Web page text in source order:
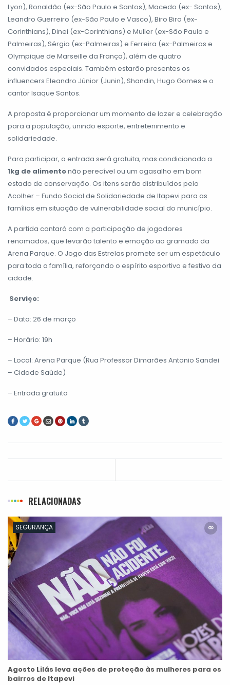
Lyon), Ronaldão (ex-São Paulo e Santos), Macedo (ex- Santos),
Leandro Guerreiro (ex-São Paulo e Vasco), Biro Biro (ex-
Corinthians), Dinei (ex-Corinthians) e Muller (ex-São Paulo e
Palmeiras), Sérgio (ex-Palmeiras) e Ferreira (ex-Palmeiras e
Olympique de Marseille da França), além de quatro
convidados especiais. Também estarão presentes os
influencers Eleandro Júnior (Junin), Shandin, Hugo Gomes e o
cantor Isaque Santos.
A proposta é proporcionar um momento de lazer e celebração
para a população, unindo esporte, entretenimento e
solidariedade.
Para participar, a entrada será gratuita, mas condicionada a
1kg de alimentonão perecível ou um agasalho em bom
estado de conservação. Os itens serão distribuídos pelo
Acolher – Fundo Social de Solidariedade de Itapevi para as
famílias em situação de vulnerabilidade social do município.
A partida contará com a participação de jogadores
renomados, que levarão talento e emoção ao gramado da
Arena Parque. O Jogo das Estrelas promete ser um espetáculo
para toda a família, reforçando o espírito esportivo e festivo da
cidade.
Serviço:
– Data: 26 de março
– Horário: 19h
– Local: Arena Parque (Rua Professor Dimarães Antonio Sandei
– Cidade Saúde)
– Entrada gratuita
RELACIONADAS
SEGURANÇA
Agosto Lilás leva ações de proteção às mulheres para os
bairros de Itapevi